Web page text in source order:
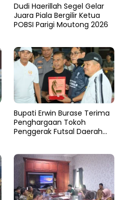
Dudi Haerillah Segel Gelar
Juara Piala Bergilir Ketua
POBSI Parigi Moutong 2026
Bupati Erwin Burase Terima
Penghargaan Tokoh
Penggerak Futsal Daerah